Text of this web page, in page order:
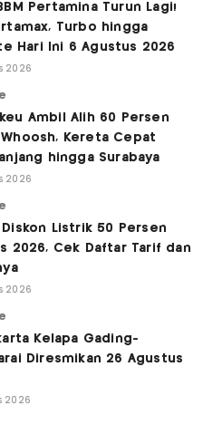
Pertamina Turun Lagi!
Turbo hingga
Hari Ini 6 Agustus 2026
2026
Ambil Alih 60 Persen
Whoosh, Kereta Cepat
hingga Surabaya
2026
Diskon Listrik 50 Persen
2026, Cek Daftar Tarif dan
2026
Kelapa Gading-
Diresmikan 26 Agustus
2026